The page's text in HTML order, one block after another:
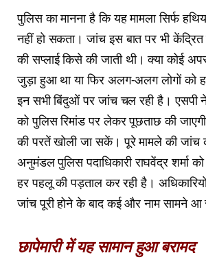
पुलिस का मानना है कि यह मामला सिर्फ
नहीं हो सकता। जांच इस बात पर भी केंद्रित
की सप्लाई किसे की जाती थी। क्या कोई
जुड़ा हुआ था या फिर अलग-अलग लोगों को
इन सभी बिंदुओं पर जांच चल रही है। एसपी ने
को पुलिस रिमांड पर लेकर पूछताछ की
की परतें खोली जा सकें। पूरे मामले की जांच
अनुमंडल पुलिस पदाधिकारी राघवेंद्र शर्मा
हर पहलू की पड़ताल कर रही है।
जांच पूरी होने के बाद कई और नाम सामने
छापेमारी में यह सामान हुआ बरामद